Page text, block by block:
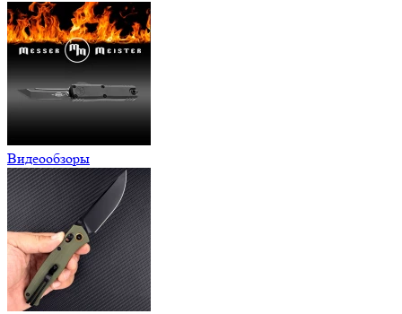
Видеообзоры